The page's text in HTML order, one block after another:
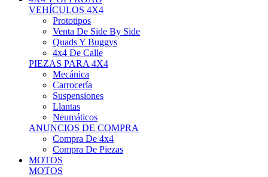
Prototipos
Venta De Side By Side
Quads Y Buggys
4x4 De Calle
PIEZAS PARA 4X4
Mecánica
Carrocería
Suspensiones
Llantas
Neumáticos
ANUNCIOS DE COMPRA
Compra De 4x4
Compra De Piezas
MOTOS
MOTOS
Motos De Circuito